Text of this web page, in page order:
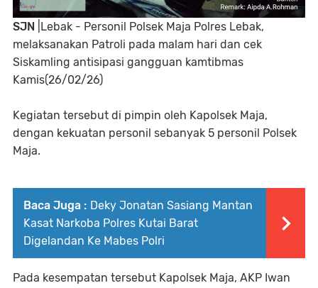
SJN |Lebak - Personil Polsek Maja Polres Lebak,
melaksanakan Patroli pada malam hari dan cek
Siskamling antisipasi gangguan kamtibmas
Kamis(26/02/26)
Kegiatan tersebut di pimpin oleh Kapolsek Maja,
dengan kekuatan personil sebanyak 5 personil Polsek
Maja.
Baca Juga : Deky Jonatan Sasiang Mantan
Kasat Narkoba Polres Kutai Barat
Digelandan Ke Mabes Polri
Pada kesempatan tersebut Kapolsek Maja, AKP Iwan